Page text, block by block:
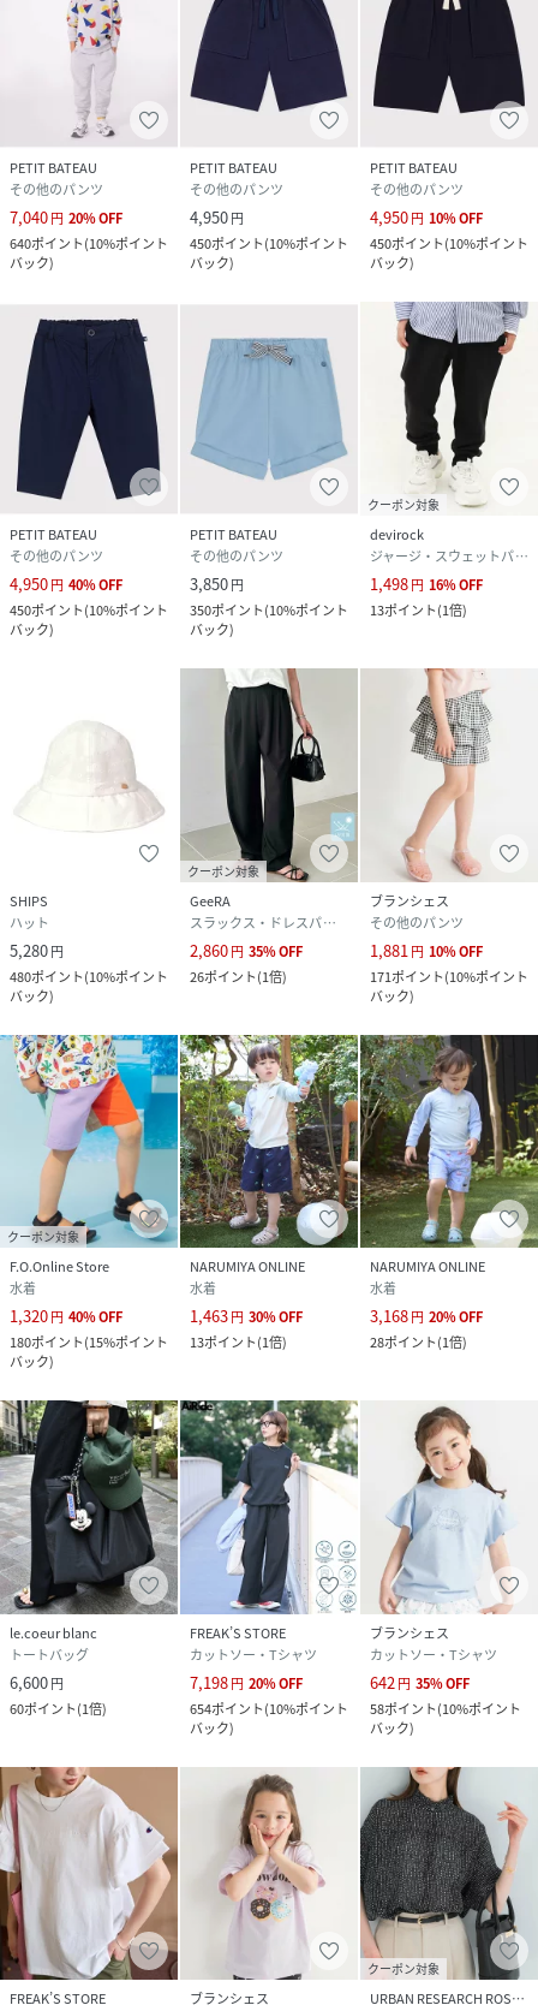
PETIT BATEAU
その他のパンツ
7,040円 20%OFF
640ポイント(10%ポイント
バック)
PETIT BATEAU
その他のパンツ
4,950円
450ポイント(10%ポイント
バック)
PETIT BATEAU
その他のパンツ
4,950円 10%OFF
450ポイント(10%ポイント
バック)
PETIT BATEAU
その他のパンツ
4,950円 40%OFF
450ポイント(10%ポイント
バック)
PETIT BATEAU
その他のパンツ
3,850円
350ポイント(10%ポイント
バック)
クーポン対象
devirock
ジャージ・スウェットパンツ
1,498円 16%OFF
13ポイント(1倍)
SHIPS
ハット
5,280円
480ポイント(10%ポイント
バック)
クーポン対象
GeeRA
スラックス・ドレスパンツ
2,860円 35%OFF
26ポイント(1倍)
ブランシェス
その他のパンツ
1,881 円 10%OFF
171ポイント(10%ポイント
バック)
クーポン対象
F.O.Online Store
水着
1,320円 40%OFF
180ポイント(15%ポイント
バック)
NARUMIYA ONLINE
水着
1,463円 30%OFF
13ポイント(1倍)
NARUMIYA ONLINE
水着
3,168円 20%OFF
28ポイント(1倍)
le.coeur blanc
トートバッグ
6,600円
60ポイント(1倍)
FREAK’S STORE
カットソー・Tシャツ
7,198円 20%OFF
654ポイント(10%ポイント
バック)
ブランシェス
カットソー・Tシャツ
642 円 35%OFF
58ポイント(10%ポイント
バック)
FREAK’S STORE
ブランシェス
クーポン対象
URBAN RESEARCH ROSSO